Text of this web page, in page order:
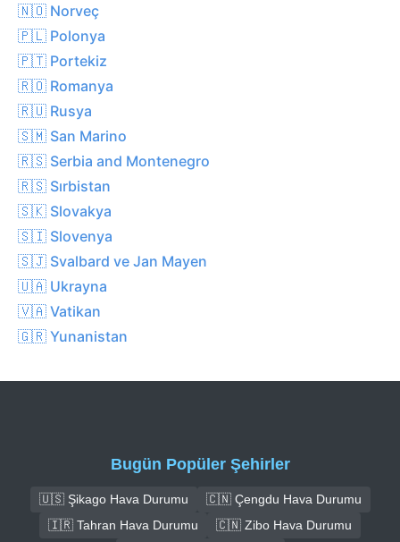
🇳🇴 Norveç
🇵🇱 Polonya
🇵🇹 Portekiz
🇷🇴 Romanya
🇷🇺 Rusya
🇸🇲 San Marino
🇷🇸 Serbia and Montenegro
🇷🇸 Sırbistan
🇸🇰 Slovakya
🇸🇮 Slovenya
🇸🇯 Svalbard ve Jan Mayen
🇺🇦 Ukrayna
🇻🇦 Vatikan
🇬🇷 Yunanistan
Bugün Popüler Şehirler
🇺🇸 Şikago Hava Durumu
🇨🇳 Çengdu Hava Durumu
🇮🇷 Tahran Hava Durumu
🇨🇳 Zibo Hava Durumu